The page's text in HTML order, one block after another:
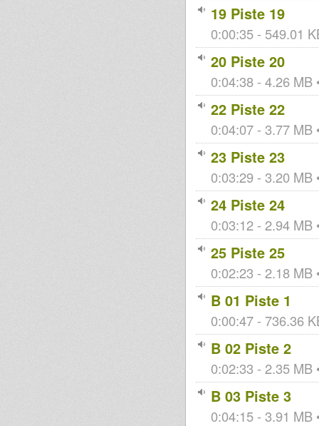
19 Piste 19
0:00:35 - 549.01
20 Piste 20
0:04:38 - 4.26 MB
22 Piste 22
0:04:07 - 3.77 MB
23 Piste 23
0:03:29 - 3.20 MB
24 Piste 24
0:03:12 - 2.94 MB
25 Piste 25
0:02:23 - 2.18 MB
B 01 Piste 1
0:00:47 - 736.36
B 02 Piste 2
0:02:33 - 2.35 MB
B 03 Piste 3
0:04:15 - 3.91 MB